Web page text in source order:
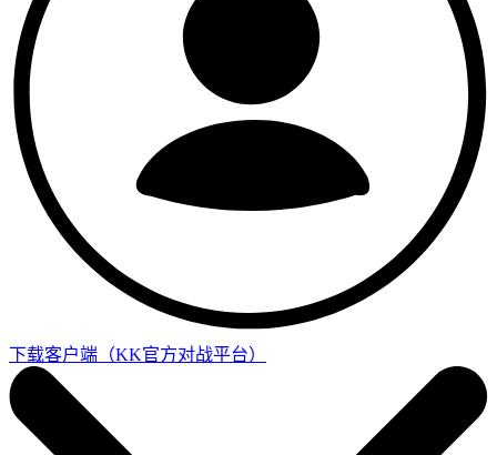
下载客户端 （KK官方对战平台）